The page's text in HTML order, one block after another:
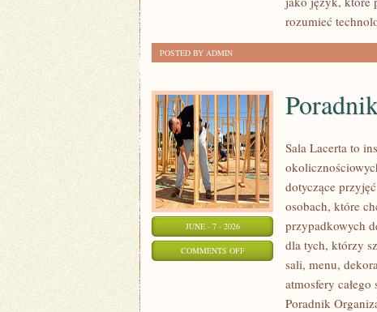
rozumieć
POSTED BY ADMIN
JUNE - 7 - 2026
COMMENTS OFFON
ORGANIZATORA
Sala Lacerta to
dotyczące
osobach, które
przypadkowych
dla tych, którzy
sali, menu,
atmosfery
Poradnik